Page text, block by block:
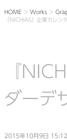
HOME > Works >
『NICHIAS』企業カレン
『
ダーデ
2015年10月9日 15:12